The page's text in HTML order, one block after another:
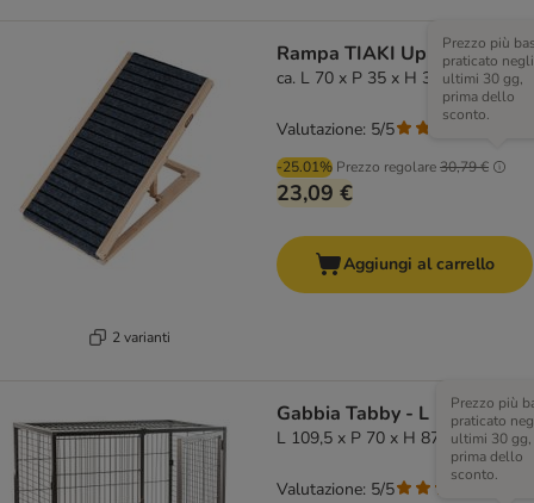
2 varianti
Rampa TIAKI Up&Down
ca. L 70 x P 35 x H 30-40 cm
-25.01% Prezzo regolare30,79 €
Prezzo più
praticato negli
ultimi 30 gg,
prima dello
sconto.
23,09 €
Valutazione: 5/5
Aggiungi al carrello
Gabbia Tabby - L
L 109,5 x P 70 x H 87,5 cm
Prezzo più
praticato
ultimi 30 gg,
prima dello
sconto.
Valutazione: 5/5